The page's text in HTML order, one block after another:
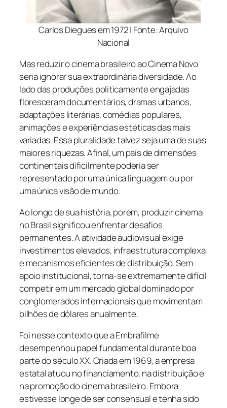
Carlos Diegues em 1972 | Fonte: Arquivo
Nacional
Mas reduzir o cinema brasileiro ao Cinema Novo
seria ignorar sua extraordinária diversidade. Ao
lado das produções politicamente engajadas
floresceram documentários, dramas urbanos,
adaptações literárias, comédias populares,
animações e experiências estéticas das mais
variadas. Essa pluralidade talvez seja uma de suas
maiores riquezas. Afinal, um país de dimensões
continentais dificilmente poderia ser
representado por uma única linguagem ou por
uma única visão de mundo.
Ao longo de sua história, porém, produzir cinema
no Brasil significou enfrentar desafios
permanentes. A atividade audiovisual exige
investimentos elevados, infraestrutura complexa
e mecanismos eficientes de distribuição. Sem
apoio institucional, torna-se extremamente difícil
competir em um mercado global dominado por
conglomerados internacionais que movimentam
bilhões de dólares anualmente.
Foi nesse contexto que a Embrafilme
desempenhou papel fundamental durante boa
parte do século XX. Criada em 1969, a empresa
estatal atuou no financiamento, na distribuição e
na promoção do cinema brasileiro. Embora
estivesse longe de ser consensual e tenha sido